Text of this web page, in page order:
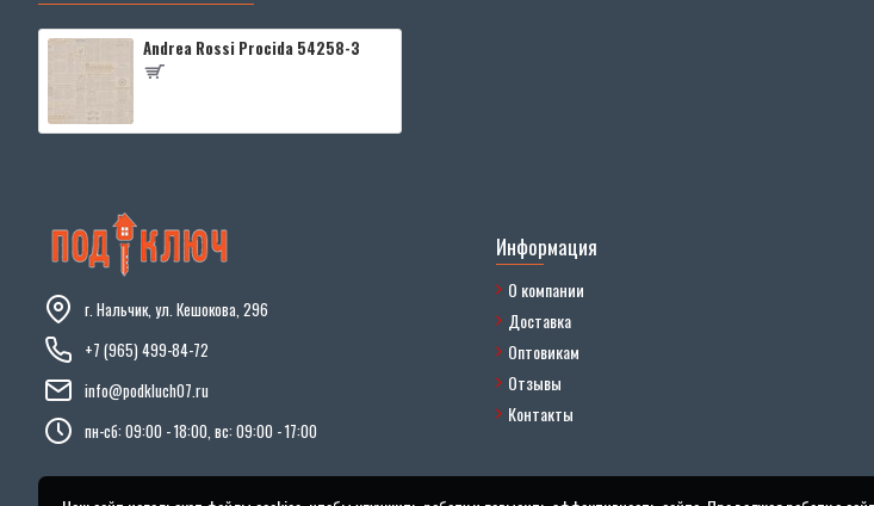
Andrea Rossi Procida 54258-3
г. Нальчик, ул. Кешокова, 296
+7 (965) 499-84-72
info@podkluch07.ru
пн-сб: 09:00 - 18:00, вс: 09:00 - 17:00
Информация
О компании
Доставка
Оптовикам
Отзывы
Контакты